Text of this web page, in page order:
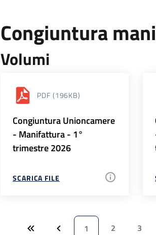
Congiuntura
Volumi
PDF (196KB)
Congiuntura Unioncamere
- Manifattura - 1°
trimestre 2026
SCARICA FILE
1 2 3